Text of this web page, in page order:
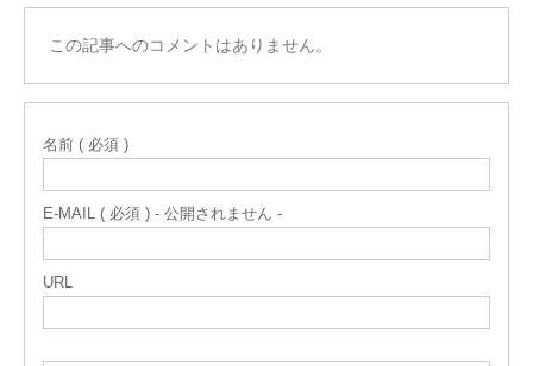
この記事へのコメントはありません。
名前 ( 必須 )
E-MAIL ( 必須 ) - 公開されません -
URL